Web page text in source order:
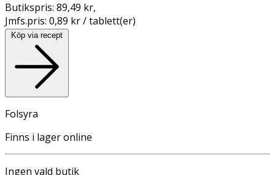
Butikspris: 89,49 kr,
Jmfs.pris: 0,89 kr / tablett(er)
Köp via recept
Folsyra
Finns i lager online
Ingen vald butik